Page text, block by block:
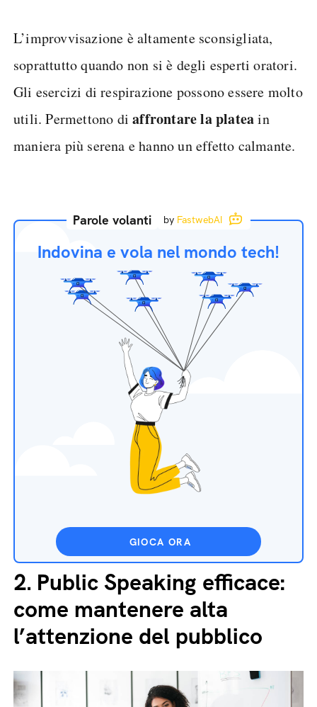
L’improvvisazione è altamente sconsigliata,
soprattutto quando non si è degli esperti oratori.
Gli esercizi di respirazione possono essere molto
utili. Permettono diaffrontare la plateain
maniera più serena e hanno un effetto calmante.
Parole volanti by FastwebAI
Indovina e vola nel mondo tech!
GIOCA ORA
2. Public Speaking efficace:
come mantenere alta
l’attenzione del pubblico